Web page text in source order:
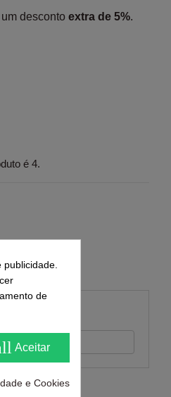
desconto extra de 5%.
é 4.
de
Aceitar
e Cookies